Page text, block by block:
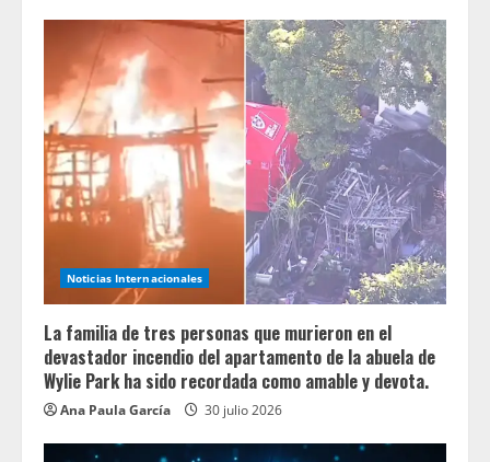
Noticias Internacionales
La familia de tres personas que murieron en el
devastador incendio del apartamento de la abuela de
Wylie Park ha sido recordada como amable y devota.
Ana Paula García 30 julio 2026